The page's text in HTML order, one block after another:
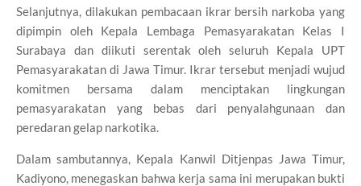
Selanjutnya, dilakukan pembacaan ikrar bersih narkoba yang
dipimpin oleh Kepala Lembaga Pemasyarakatan Kelas I
Surabaya dan diikuti serentak oleh seluruh Kepala UPT
Pemasyarakatan di Jawa Timur. Ikrar tersebut menjadi wujud
komitmen bersama dalam menciptakan lingkungan
pemasyarakatan yang bebas dari penyalahgunaan dan
peredaran gelap narkotika.
Dalam sambutannya, Kepala Kanwil Ditjenpas Jawa Timur,
Kadiyono, menegaskan bahwa kerja sama ini merupakan bukti